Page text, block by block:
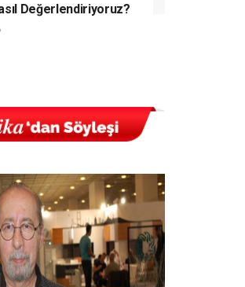
Değerlendiriyoruz?